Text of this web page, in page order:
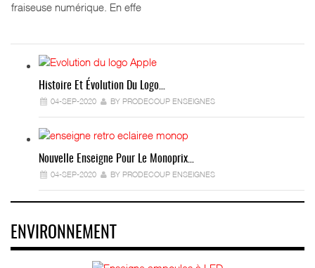
fraiseuse numérique. En effe
Histoire Et Évolution Du Logo…
04-SEP-2020 BY PRODECOUP ENSEIGNES
Nouvelle Enseigne Pour Le Monoprix…
04-SEP-2020 BY PRODECOUP ENSEIGNES
ENVIRONNEMENT